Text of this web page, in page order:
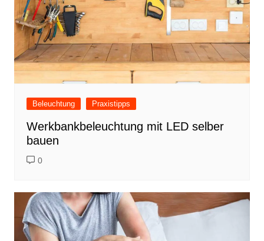
Beleuchtung Praxistipps
Werkbankbeleuchtung mit LED selber
bauen
0